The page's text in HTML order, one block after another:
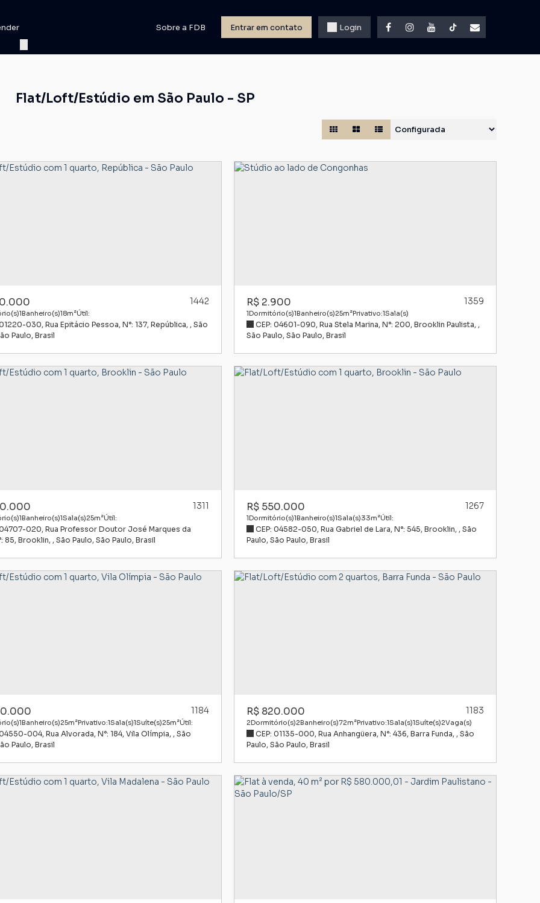
Login
Entrar em contato
Sobre a FDB
Flat/Loft/Estúdio em São Paulo - SP
1442
01220-030, Rua Epitácio Pessoa, N°: 137, República , São
Paulo, Brasil
1Banheiro(s) Útil:
18m²
R$2.900 1359
CEP: 04601-090, Rua Stela Marina, N°: 200, Brooklin Paulista ,
São Paulo, São Paulo, Brasil
1Dormitório(s)1Banheiro(s) Privativo:
25m² 1Sala(s)
1311
04707-020, Rua Professor Doutor José Marques da
85, Brooklin , São Paulo, São Paulo, Brasil
1Banheiro(s)1Sala(s) Útil:
25m²
R$550.000 1267
CEP: 04582-050, Rua Gabriel de Lara, N°: 545, Brooklin , São
Paulo, São Paulo, Brasil
1Dormitório(s)1Banheiro(s)1Sala(s) Útil:
33m²
1184
04550-004, Rua Alvorada, N°: 184, Vila Olímpia , São
Paulo, Brasil
1Banheiro(s) Privativo:
25m² 1Sala(s)1Suíte(s) Útil:
25m²
R$820.000 1183
CEP: 01135-000, Rua Anhangüera, N°: 436, Barra Funda , São
Paulo, São Paulo, Brasil
2Dormitório(s)2Banheiro(s) Privativo:
72m² 1Sala(s)1Suíte(s)2Vaga(s)
Útil:
72m²